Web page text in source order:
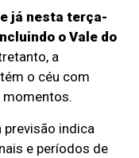
já nesta terça-
o Vale do
a
o céu com
momentos.
previsão indica
e períodos de